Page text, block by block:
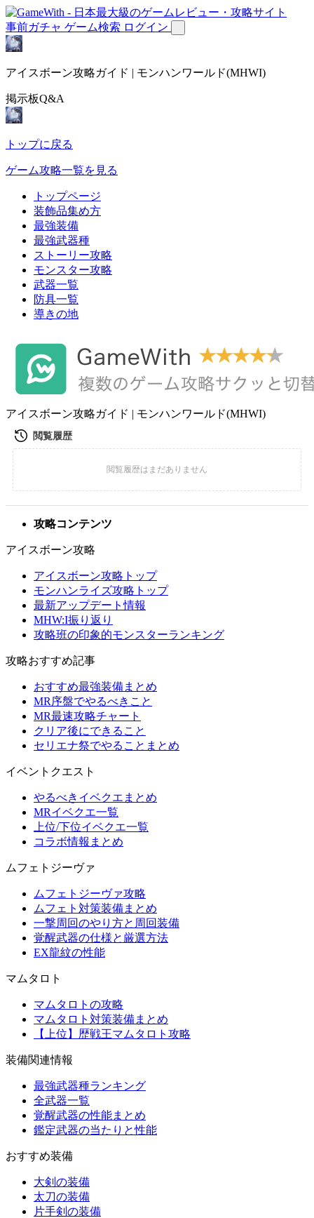
事前ガチャ ゲーム検索 ログイン
アイスボーン攻略ガイド | モンハンワールド(MHWI)
掲示板Q&A
トップに戻る
ゲーム攻略一覧を見る
トップページ
装飾品集め方
最強装備
最強武器種
ストーリー攻略
モンスター攻略
武器一覧
防具一覧
導きの地
アイスボーン攻略ガイド | モンハンワールド(MHWI)
攻略コンテンツ
アイスボーン攻略
アイスボーン攻略トップ
モンハンライズ攻略トップ
最新アップデート情報
MHW:I振り返り
攻略班の印象的モンスターランキング
攻略おすすめ記事
おすすめ最強装備まとめ
MR序盤でやるべきこと
MR最速攻略チャート
クリア後にできること
セリエナ祭でやることまとめ
イベントクエスト
やるべきイベクエまとめ
MRイベクエ一覧
上位/下位イベクエ一覧
コラボ情報まとめ
ムフェトジーヴァ
ムフェトジーヴァ攻略
ムフェト対策装備まとめ
一撃周回のやり方と周回装備
覚醒武器の仕様と厳選方法
EX龍紋の性能
マムタロト
マムタロトの攻略
マムタロト対策装備まとめ
【上位】歴戦王マムタロト攻略
装備関連情報
最強武器種ランキング
全武器一覧
覚醒武器の性能まとめ
鑑定武器の当たりと性能
おすすめ装備
大剣の装備
太刀の装備
片手剣の装備